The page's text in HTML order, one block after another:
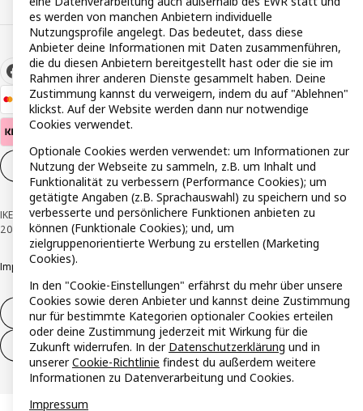
Cookie-Einstellungen DE
IKEA Österreich - Südring, 2334 Vösendorf © Inter IKEA Systems B.V. 1999-
2026
ImpressumDatenschutzerklärung
Widerruf / Rückgabe
Widerrufsrecht ausüben (Services)
es werden von manchen Anbietern individuelle
Nutzungsprofile angelegt. Das bedeutet, dass diese
Anbieter deine Informationen mit Daten zusammenführen,
die du diesen Anbietern bereitgestellt hast oder die sie im
Rahmen ihrer anderen Dienste gesammelt haben. Deine
Zustimmung kannst du verweigern, indem du auf "Ablehnen"
klickst. Auf der Website werden dann nur notwendige
Cookies verwendet.
Optionale Cookies werden verwendet: um Informationen zur
Nutzung der Webseite zu sammeln, z.B. um Inhalt und
Funktionalität zu verbessern (Performance Cookies); um
getätigte Angaben (z.B. Sprachauswahl) zu speichern und so
verbesserte und persönlichere Funktionen anbieten zu
können (Funktionale Cookies); und, um
zielgruppenorientierte Werbung zu erstellen (Marketing
Cookies).
In den "Cookie-Einstellungen" erfährst du mehr über unsere
Cookies sowie deren Anbieter und kannst deine Zustimmung
nur für bestimmte Kategorien optionaler Cookies erteilen
oder deine Zustimmung jederzeit mit Wirkung für die
Zukunft widerrufen. In der Datenschutzerklärung und in
unsererCookie-Richtlinie findest du außerdem weitere
Informationen zu Datenverarbeitung und Cookies.
Impressum